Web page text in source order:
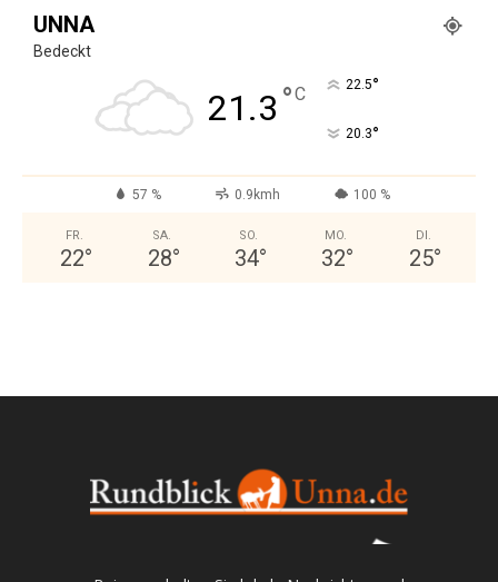
UNNA
Bedeckt
21.3 °C 22.5°
20.3°
57 % 0.9kmh 100 %
FR.
22°
SA.
28°
SO.
34°
MO.
32°
DI.
25°